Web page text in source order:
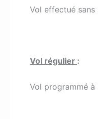
Vol effectué sans
Vol régulier :
Vol programmé à